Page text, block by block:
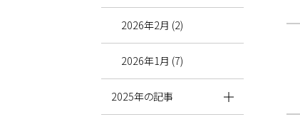
2026年2月 (2)
2026年1月 (7)
2025年の記事